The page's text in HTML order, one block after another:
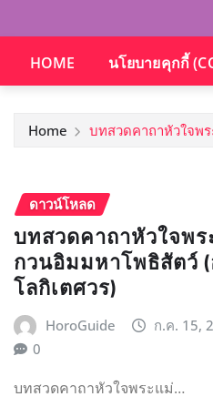
HOME นโยบายคุกกี้
Home บทสวดคาถาหัวใจพ
ดาวน์โหลด
บทสวดคาถาหัวใจพ
กวนอิมมหาโพธิสัตว์
โลกิเตศวร)
HoroGuide
ก.ค. 15,
0
บทสวดคาถาหัวใจพระแม่…